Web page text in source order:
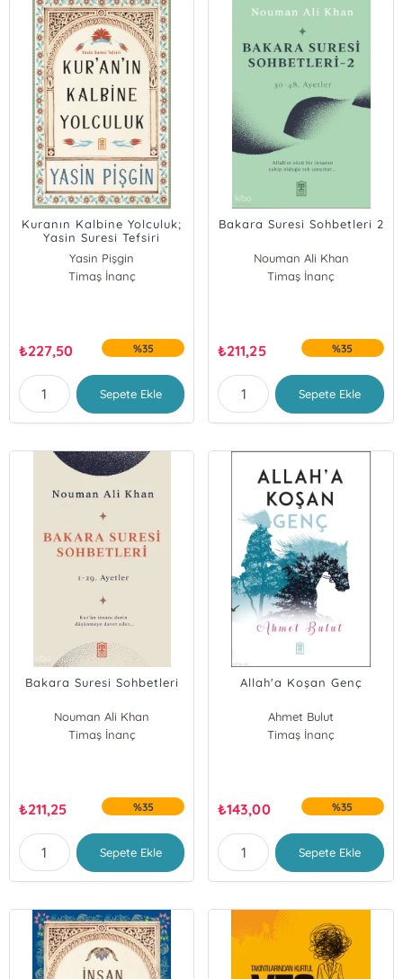
Kuranın Kalbine Yolculuk;
Yasin Suresi Tefsiri
Yasin Pişgin
Timaş İnanç
₺227,50 %35
Sepete Ekle
Bakara Suresi Sohbetleri 2
Nouman Ali Khan
Timaş İnanç
₺211,25 %35
Sepete Ekle
Bakara Suresi Sohbetleri
Nouman Ali Khan
Timaş İnanç
₺211,25 %35
Sepete Ekle
Allah'a Koşan Genç
Ahmet Bulut
Timaş İnanç
₺143,00 %35
Sepete Ekle